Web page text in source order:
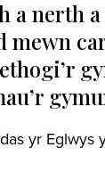
a nerth
mewn
yr Eglwys